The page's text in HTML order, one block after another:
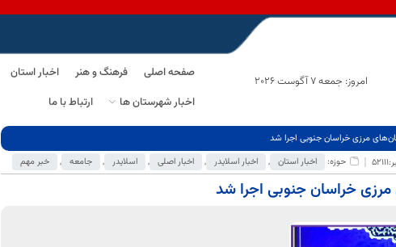
امروز: جمعه 7 آگوست 2026
صفحه اصلی فرهنگ و هنر اخبار استان
اخبار شهرستان ها
ارتباط با ما
حوزه: اخبار استان , اخبار اسلایدر , اخبار اصلی , اسلایدر , جامعه , خبر مهم